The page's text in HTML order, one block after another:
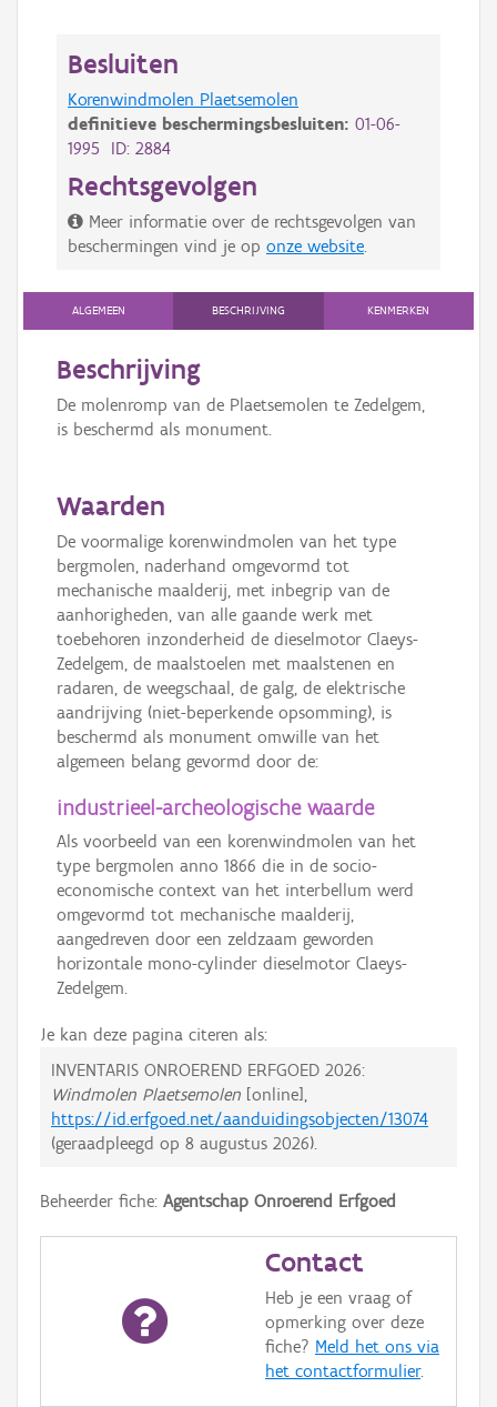
Besluiten
Korenwindmolen Plaetsemolen
definitieve beschermingsbesluiten: 01-06-
1995 ID: 2884
Rechtsgevolgen
Meer informatie over de rechtsgevolgen van
beschermingen vind je op onze website
ALGEMEEN BESCHRIJVING KENMERKEN
Beschrijving
De molenromp van de Plaetsemolen te Zedelgem,
is beschermd als monument.
Waarden
De voormalige korenwindmolen van het type
bergmolen, naderhand omgevormd tot
mechanische maalderij, met inbegrip van de
aanhorigheden, van alle gaande werk met
toebehoren inzonderheid de dieselmotor Claeys-
Zedelgem, de maalstoelen met maalstenen en
radaren, de weegschaal, de galg, de elektrische
aandrijving (niet-beperkende opsomming), is
beschermd als monument omwille van het
algemeen belang gevormd door de:
industrieel-archeologische waarde
Als voorbeeld van een korenwindmolen van het
type bergmolen anno 1866 die in de socio-
economische context van het interbellum werd
omgevormd tot mechanische maalderij,
aangedreven door een zeldzaam geworden
horizontale mono-cylinder dieselmotor Claeys-
Zedelgem.
Je kan deze pagina citeren als:
INVENTARIS ONROEREND ERFGOED 2026:
Windmolen Plaetsemolen [online],
https://id.erfgoed.net/aanduidingsobjecten/13074
(geraadpleegd op 8 augustus 2026).
Beheerder fiche: Agentschap Onroerend Erfgoed
Contact
Heb je een vraag of
opmerking over deze
fiche? Meld het ons via
het contactformulier.